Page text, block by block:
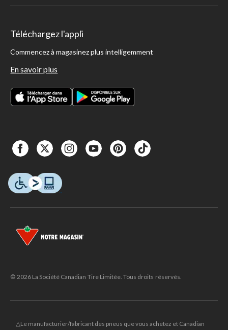
Téléchargez l'appli
Commencez à magasinez plus intelligemment
En savoir plus
© 2026 La Société Canadian Tire Limitée. Tous droits réservés.
△Le manufacturier/fabricant des pneus que vous achetez et Canadian